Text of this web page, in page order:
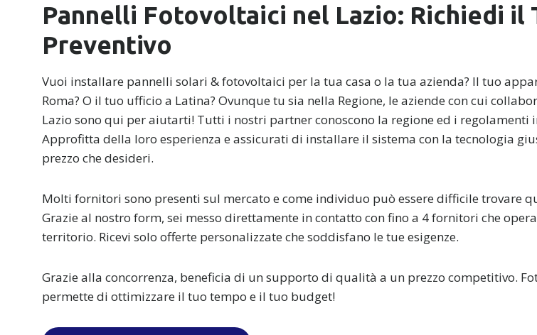
Pannelli Fotovoltaici nel Lazio: Richiedi il
Preventivo
Vuoi installare pannelli solari & fotovoltaici per la tua casa o la tua azienda? Il tuo
Roma? O il tuo ufficio a Latina? Ovunque tu sia nella Regione, le aziende con cui
Lazio sono qui per aiutarti! Tutti i nostri partner conoscono la regione ed i regolamenti
Approfitta della loro esperienza e assicurati di installare il sistema con la tecnologia
prezzo che desideri.
Molti fornitori sono presenti sul mercato e come individuo può essere difficile trovare
Grazie al nostro form, sei messo direttamente in contatto con fino a 4 fornitori che
territorio. Ricevi solo offerte personalizzate che soddisfano le tue esigenze.
Grazie alla concorrenza, beneficia di un supporto di qualità a un prezzo competitivo.
permette di ottimizzare il tuo tempo e il tuo budget!